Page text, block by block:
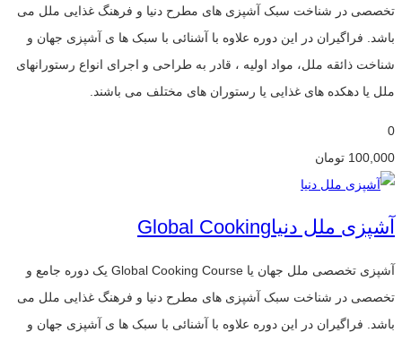
تخصصی در شناخت سبک آشپزی های مطرح دنیا و فرهنگ غذایی ملل می
باشد. فراگیران در این دوره علاوه با آشنائی با سبک ها ی آشپزی جهان و
شناخت ذائقه ملل، مواد اولیه ، قادر به طراحی و اجرای انواع رستورانهای
ملل یا دهکده های غذایی یا رستوران های مختلف می باشند.
0
100,000 تومان
آشپزی ملل دنیاGlobal Cooking
آشپزی تخصصی ملل جهان یا Global Cooking Course یک دوره جامع و
تخصصی در شناخت سبک آشپزی های مطرح دنیا و فرهنگ غذایی ملل می
باشد. فراگیران در این دوره علاوه با آشنائی با سبک ها ی آشپزی جهان و